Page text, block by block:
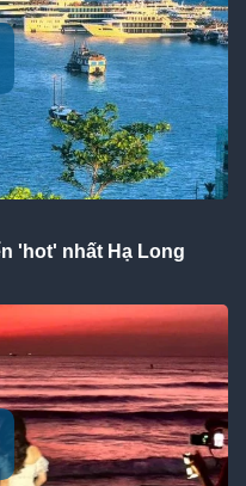
'hot' nhất Hạ Long